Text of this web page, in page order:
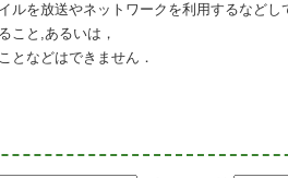
ルを放送やネットワークを利用するなど
こと,あるいは，
となどはできません．